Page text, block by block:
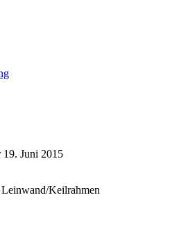
19. Juni 2015
Keilrahmen